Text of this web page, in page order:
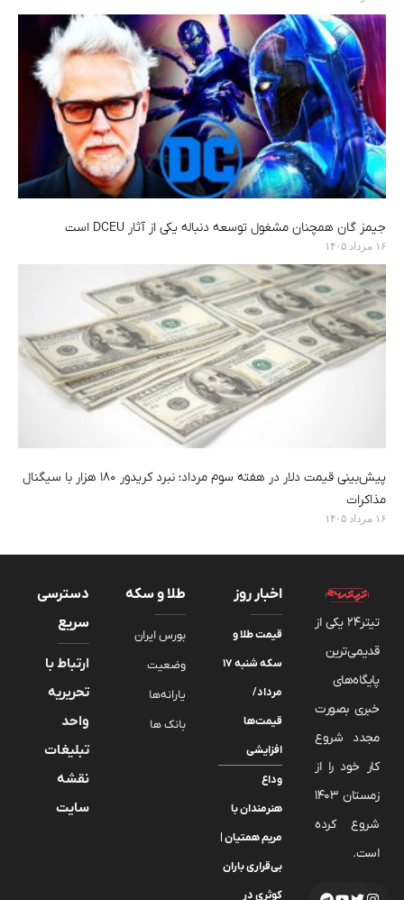
جیمز گان همچنان مشغول توسعه دنباله یکی از آثار DCEU است
۱۶ مرداد ۱۴۰۵
پیش‌بینی قیمت دلار در هفته سوم مرداد؛ نبرد کریدور ۱۸۰ هزار با سیگنال
مذاکرات
۱۶ مرداد ۱۴۰۵
تیتر24 یکی از
قدیمی‌ترین
پایگاه‌های
خبری بصورت
مجدد شروع
کار خود را از
زمستان 1403
شروع کرده
است.
اخبار روز
قیمت طلا و
سکه شنبه ۱۷
مرداد/
قیمت‌ها
افزایشی
وداع
هنرمندان با
مریم همتیان |
بی‌قراری باران
کوثری در
طلا و سکه
بورس ایران
وضعیت
یارانه‌ها
بانک ها
دسترسی
سریع
ارتباط با
تحریریه
واحد
تبلیغات
نقشه
سایت